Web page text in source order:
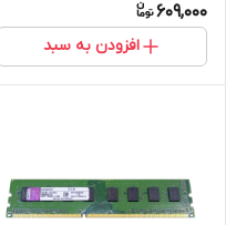
609,000
افزودن به سبد